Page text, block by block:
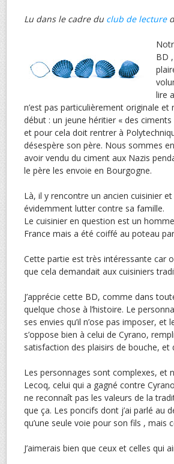
Lu dans le cadre du club de lecture
BD
lire
n’est pas particulièrement originale et
début : un jeune héritier « des
et pour cela doit rentrer à
désespère son père. Nous sommes
avoir vendu du ciment aux Nazis
le père les envoie en Bourgogne.
Là, il y rencontre un ancien cuisinier
évidemment lutter contre sa famille.
Le cuisinier en question est un
France mais a été coiffé au poteau
Cette partie est très intéressante car
que cela demandait aux cuisiniers
J’apprécie cette BD, comme dans
quelque chose à l’histoire. Le
ses envies qu’il n’ose pas imposer,
s’oppose bien à celui de Cyrano,
satisfaction des plaisirs de bouche, et
Les personnages sont complexes, et
Lecoq, celui qui a gagné contre
ne reconnaît pas les valeurs de la
que ça. Les poncifs dont j’ai parlé au
qu’une seule voie pour son fils , mais
J’aimerais bien que ceux et celles qui